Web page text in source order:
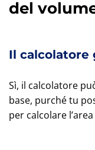
del
Il calcolatore
Sì, il calcolatore
base, purché tu
per calcolare